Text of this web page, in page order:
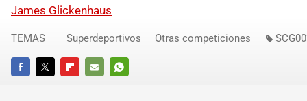
James Glickenhaus
FACEBOOKTWITTERFLIPBOARD
E-
WHATSAPP
TEMAS Superdeportivos Otras competiciones